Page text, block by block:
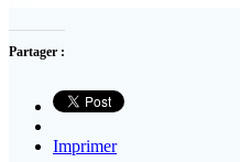
Partager :
Imprimer